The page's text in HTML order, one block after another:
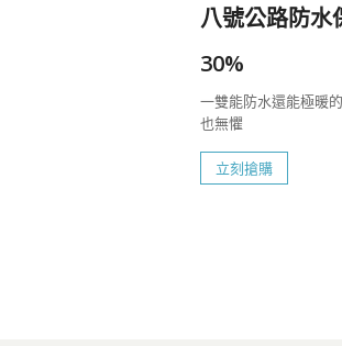
八號公路防水
30%
一雙能防水還能極暖
也無懼
立刻搶購